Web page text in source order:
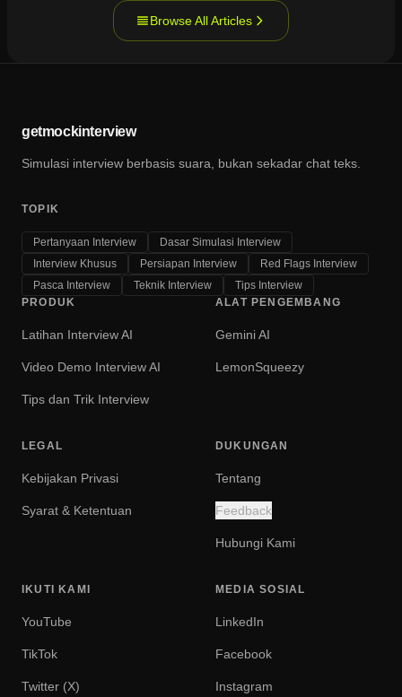
Browse All Articles
getmockinterview
Simulasi interview berbasis suara, bukan sekadar chat teks.
TOPIK
Pertanyaan Interview
Dasar Simulasi Interview
Interview Khusus
Persiapan Interview
Red Flags Interview
Pasca Interview
Teknik Interview
Tips Interview
PRODUK
Latihan Interview AI
Video Demo Interview AI
Tips dan Trik Interview
ALAT PENGEMBANG
Gemini AI
LemonSqueezy
LEGAL
Kebijakan Privasi
Syarat & Ketentuan
DUKUNGAN
Tentang
Feedback
Hubungi Kami
IKUTI KAMI
YouTube
TikTok
Twitter (X)
MEDIA SOSIAL
LinkedIn
Facebook
Instagram